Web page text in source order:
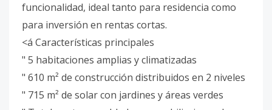
funcionalidad, ideal tanto para residencia como
para inversión en rentas cortas.
<á Características principales
" 5 habitaciones amplias y climatizadas
" 610 m² de construcción distribuidos en 2 niveles
" 715 m² de solar con jardines y áreas verdes